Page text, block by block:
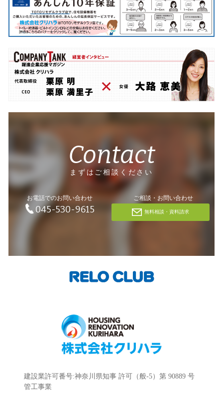
Contact
まずはご相談ください
お電話でのお問い合わせ
045-530-9615
ご相談・お問い合わせ
無料相談・資料請求
建設業許可番号:神奈川県知事 許可（般-5）第 90889 号
管工事業